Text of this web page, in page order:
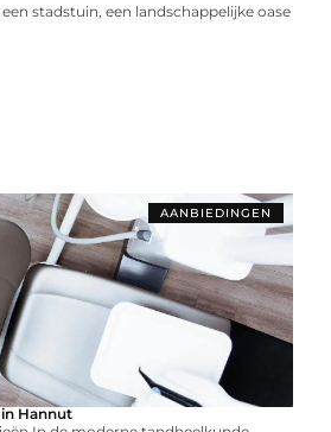
stadstuin, een landschappelijke oase
AANBIEDINGEN
Hannut